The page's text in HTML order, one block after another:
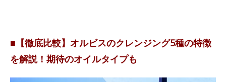
■【徹底比較】オルビスのクレンジング5種の特徴
を解説！期待のオイルタイプも